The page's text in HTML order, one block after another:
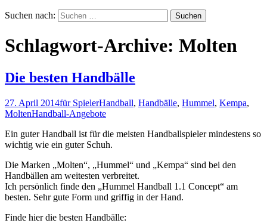
Suchen nach:
Schlagwort-Archive: Molten
Die besten Handbälle
27. April 2014für SpielerHandball, Handbälle, Hummel, Kempa,
MoltenHandball-Angebote
Ein guter Handball ist für die meisten Handballspieler mindestens so
wichtig wie ein guter Schuh.
Die Marken „Molten“, „Hummel“ und „Kempa“ sind bei den
Handbällen am weitesten verbreitet.
Ich persönlich finde den „Hummel Handball 1.1 Concept“ am
besten. Sehr gute Form und griffig in der Hand.
Finde hier die besten Handbälle: